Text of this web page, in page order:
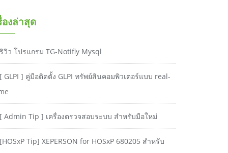
องล่าสุด
ริวิว โปรแกรม TG-Notifly Mysql
[ GLPI ] คู่มือติดตั้ง GLPI ทรัพย์สินคอมพิวเตอร์แบบ real-
[ Admin Tip ] เครื่องตรวจสอบระบบ สำหรับมือใหม่
[HOSxP Tip] XEPERSON for HOSxP 680205 สำหรับ